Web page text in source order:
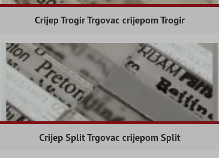
Crijep Trogir Trgovac crijepom Trogir
Crijep Split Trgovac crijepom Split